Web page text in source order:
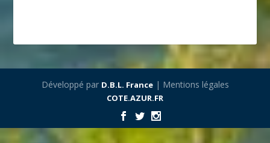
Développé par D.B.L. France| Mentions légales
COTE.AZUR.FR